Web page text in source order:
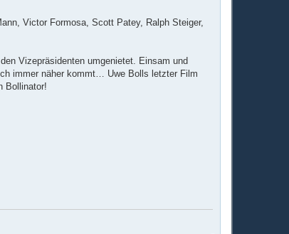
Victor Formosa, Scott Patey, Ralph Steiger,
Vizepräsidenten umgenietet. Einsam und
immer näher kommt… Uwe Bolls letzter Film
Bollinator!